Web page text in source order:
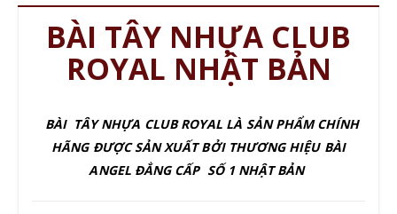
BÀI TÂY NHỰA CLUB
ROYAL NHẬT BẢN
BÀI TÂY NHỰA CLUB ROYAL LÀ SẢN PHẨM CHÍNH
HÃNG ĐƯỢC SẢN XUẤT BỞI THƯƠNG HIỆU BÀI
ANGEL ĐẲNG CẤP SỐ 1 NHẬT BẢN